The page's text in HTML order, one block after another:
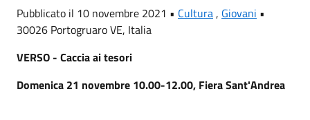
Pubblicato il 10 novembre 2021 • Cultura, Giovani •
30026 Portogruaro VE, Italia
VERSO - Caccia ai tesori
Domenica 21 novembre 10.00-12.00, Fiera Sant'Andrea